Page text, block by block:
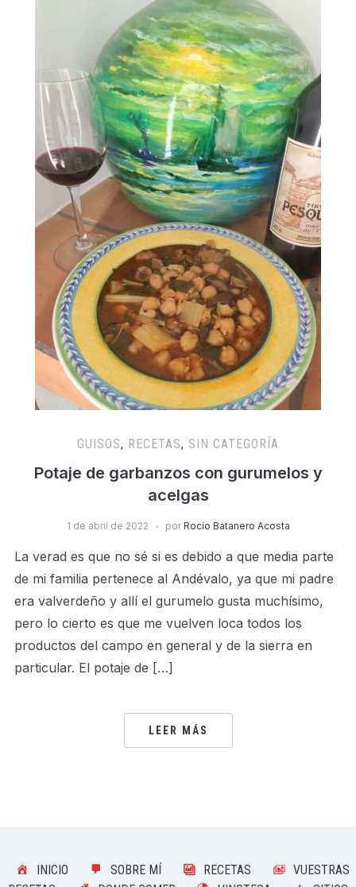
GUISOS, RECETAS, SIN CATEGORÍA
Potaje de garbanzos con gurumelos y
acelgas
1 de abril de 2022 por Rocío Batanero Acosta
La verad es que no sé si es debido a que media parte
de mi familia pertenece al Andévalo, ya que mi padre
era valverdeño y allí el gurumelo gusta muchísimo,
pero lo cierto es que me vuelven loca todos los
productos del campo en general y de la sierra en
particular. El potaje de […]
LEER MÁS
INICIO SOBRE MÍ RECETAS
VUESTRAS